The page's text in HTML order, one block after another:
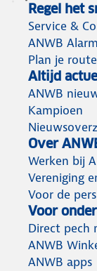
Regel het
Service &
ANWB
Plan je route
Altijd
ANWB
Kampioen
Over
Werken bij
Vereniging
Voor de pers
Voor
Direct pech
ANWB
ANWB apps